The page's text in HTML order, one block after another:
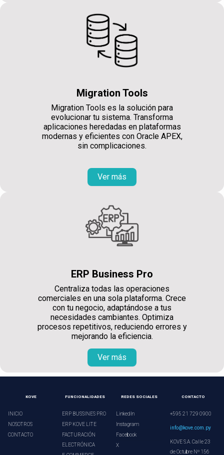
Migration Tools
Migration Tools es la solución para
evolucionar tu sistema. Transforma
aplicaciones heredadas en plataformas
modernas y eficientes con Oracle APEX,
sin complicaciones.
Ver más
ERP Business Pro
Centraliza todas las operaciones
comerciales en una sola plataforma. Crece
con tu negocio, adaptándose a tus
necesidades cambiantes. Optimiza
procesos repetitivos, reduciendo errores y
mejorando la eficiencia.
Ver más
KOVE
INICIO
NOSOTROS
CONTACTO
FUNCIONALIDADES
ERP BUSSINES PRO
ERP KOVE LITE
FACTURACIÓN
ELECTRÓNICA
REDES SOCIALES
LinkedIn
Instagram
Facebook
X
CONTACTO
+595 21 729 0900
info@kove.com.py
KOVE S.A. Calle 23
de Octubre Nº 156